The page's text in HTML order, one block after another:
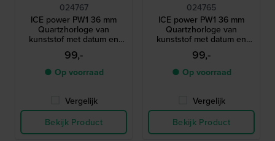
024767
ICE power PW1 36 mm
Quartzhorloge van
kunststof met datum en
geribbelde lunette
99,-
● Op voorraad
Vergelijk
Bekijk Product
024765
ICE power PW1 36 mm
Quartzhorloge van
kunststof met datum en
geribbelde lunette
99,-
● Op voorraad
Vergelijk
Bekijk Product